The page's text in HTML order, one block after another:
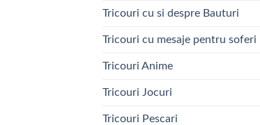
Tricouri cu si despre Bauturi
Tricouri cu mesaje pentru soferi
Tricouri Anime
Tricouri Jocuri
Tricouri Pescari